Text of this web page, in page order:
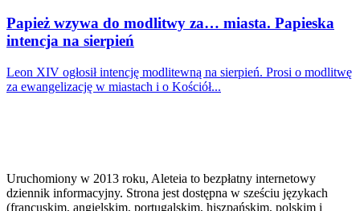
Papież wzywa do modlitwy za… miasta. Papieska
intencja na sierpień
Leon XIV ogłosił intencję modlitewną na sierpień. Prosi o modlitwę
za ewangelizację w miastach i o Kościół...
Uruchomiony w 2013 roku, Aleteia to bezpłatny internetowy
dziennik informacyjny. Strona jest dostępna w sześciu językach
(francuskim, angielskim, portugalskim, hiszpańskim, polskim i